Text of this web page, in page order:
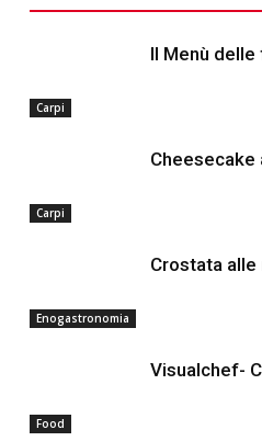
Carpi
Il Menù
Carpi
Enogastronomia
Crostata alle
Food
Visualchef-